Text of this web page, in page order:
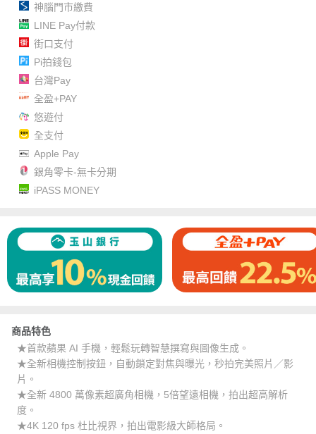
神腦門市繳費
LINE Pay付款
街口支付
Pi拍錢包
台灣Pay
全盈+PAY
悠遊付
全支付
Apple Pay
銀角零卡-無卡分期
iPASS MONEY
商品特色
★首款蘋果 AI 手機，輕鬆玩轉智慧撰寫與圖像生成。
★全新相機控制按鈕，自動鎖定對焦與曝光，秒拍完美照片／影
片。
★全新 4800 萬像素超廣角相機，5倍望遠相機，拍出超高解析
度。
★4K 120 fps 杜比視界，拍出電影級大師格局。